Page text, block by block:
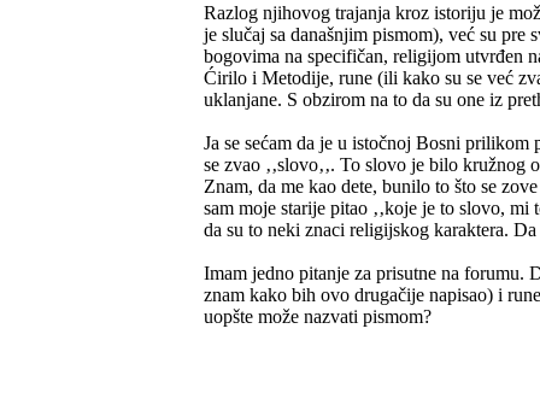
Razlog njihovog trajanja kroz istoriju je
je slučaj sa današnjim pismom), već su
bogovima na specifičan, religijom utvrđen
Ćirilo i Metodije, rune (ili kako su se već
uklanjane. S obzirom na to da su one iz
Ja se sećam da je u istočnoj Bosni prilikom
se zvao ‚‚slovo‚‚. To slovo je bilo
Znam, da me kao dete, bunilo to što se
sam moje starije pitao ‚‚koje je to slovo,
da su to neki znaci religijskog karaktera.
Imam jedno pitanje za prisutne na forumu.
znam kako bih ovo drugačije napisao) i
uopšte može nazvati pismom?